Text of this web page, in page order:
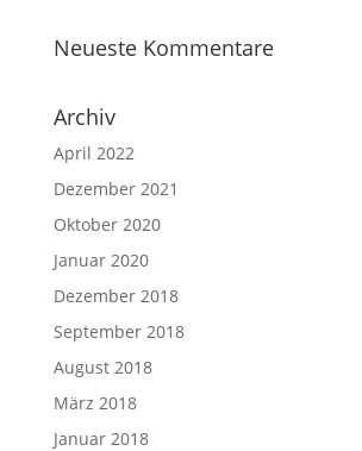
Neueste Kommentare
Archiv
April 2022
Dezember 2021
Oktober 2020
Januar 2020
Dezember 2018
September 2018
August 2018
März 2018
Januar 2018